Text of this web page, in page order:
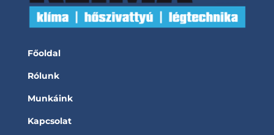
Főoldal
Rólunk
Munkáink
Kapcsolat